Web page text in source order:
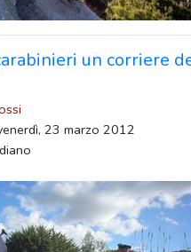
un corriere
23 marzo 2012